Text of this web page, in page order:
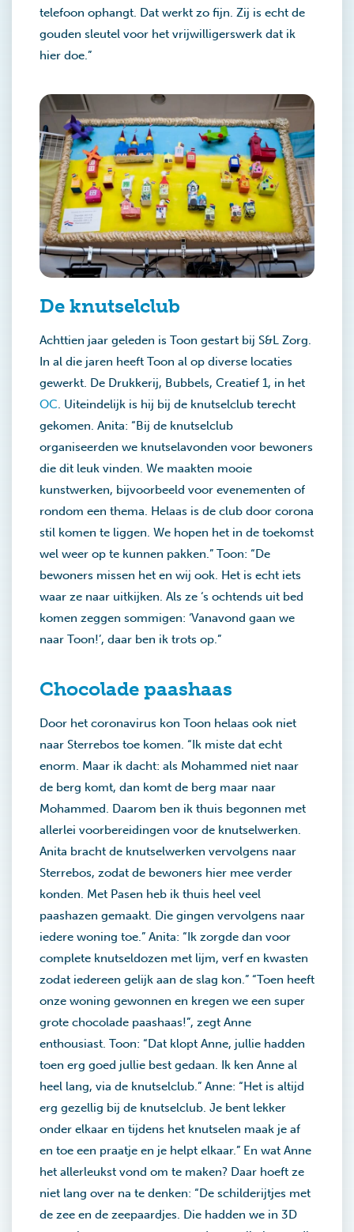
telefoon ophangt. Dat werkt zo fijn. Zij is echt de
gouden sleutel voor het vrijwilligerswerk dat ik
hier doe.”
De knutselclub
Achttien jaar geleden is Toon gestart bij S&L Zorg.
In al die jaren heeft Toon al op diverse locaties
gewerkt. De Drukkerij, Bubbels, Creatief 1, in het
OC. Uiteindelijk is hij bij de knutselclub terecht
gekomen. Anita: “Bij de knutselclub
organiseerden we knutselavonden voor bewoners
die dit leuk vinden. We maakten mooie
kunstwerken, bijvoorbeeld voor evenementen of
rondom een thema. Helaas is de club door corona
stil komen te liggen. We hopen het in de toekomst
wel weer op te kunnen pakken.” Toon: “De
bewoners missen het en wij ook. Het is echt iets
waar ze naar uitkijken. Als ze ‘s ochtends uit bed
komen zeggen sommigen: ‘Vanavond gaan we
naar Toon!’, daar ben ik trots op.”
Chocolade paashaas
Door het coronavirus kon Toon helaas ook niet
naar Sterrebos toe komen. “Ik miste dat echt
enorm. Maar ik dacht: als Mohammed niet naar
de berg komt, dan komt de berg maar naar
Mohammed. Daarom ben ik thuis begonnen met
allerlei voorbereidingen voor de knutselwerken.
Anita bracht de knutselwerken vervolgens naar
Sterrebos, zodat de bewoners hier mee verder
konden. Met Pasen heb ik thuis heel veel
paashazen gemaakt. Die gingen vervolgens naar
iedere woning toe.” Anita: “Ik zorgde dan voor
complete knutseldozen met lijm, verf en kwasten
zodat iedereen gelijk aan de slag kon.” “Toen heeft
onze woning gewonnen en kregen we een super
grote chocolade paashaas!”, zegt Anne
enthousiast. Toon: “Dat klopt Anne, jullie hadden
toen erg goed jullie best gedaan. Ik ken Anne al
heel lang, via de knutselclub.” Anne: “Het is altijd
erg gezellig bij de knutselclub. Je bent lekker
onder elkaar en tijdens het knutselen maak je af
en toe een praatje en je helpt elkaar.” En wat Anne
het allerleukst vond om te maken? Daar hoeft ze
niet lang over na te denken: “De schilderijtjes met
de zee en de zeepaardjes. Die hadden we in 3D